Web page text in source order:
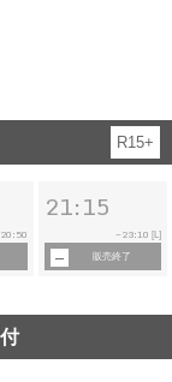
R15+
20:50
21:15
~ 23:10 [L]
販売終了